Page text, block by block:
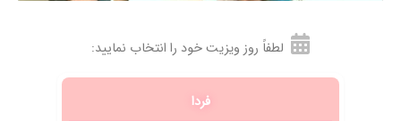
بسیار عالی
عمل مچ پا
باسلام . کارمند ایشون بسیار صبور و با حوصله بودن
لطفاً روز ویزیت خود را انتخاب نمایید:
فردا